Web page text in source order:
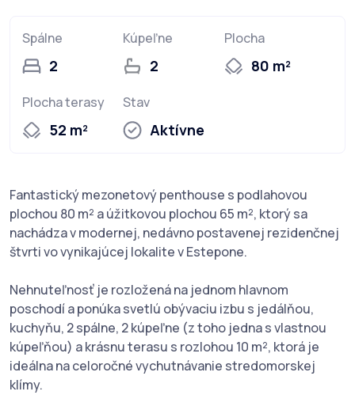
Spálne
2
Kúpeľne
2
Plocha
80 m²
Plocha terasy
52 m²
Stav
Aktívne
Fantastický mezonetový penthouse s podlahovou
plochou 80 m² a úžitkovou plochou 65 m², ktorý sa
nachádza v modernej, nedávno postavenej rezidenčnej
štvrti vo vynikajúcej lokalite v Estepone.
Nehnuteľnosť je rozložená na jednom hlavnom
poschodí a ponúka svetlú obývaciu izbu s jedálňou,
kuchyňu, 2 spálne, 2 kúpeľne (z toho jedna s vlastnou
kúpeľňou) a krásnu terasu s rozlohou 10 m², ktorá je
ideálna na celoročné vychutnávanie stredomorskej
klímy.